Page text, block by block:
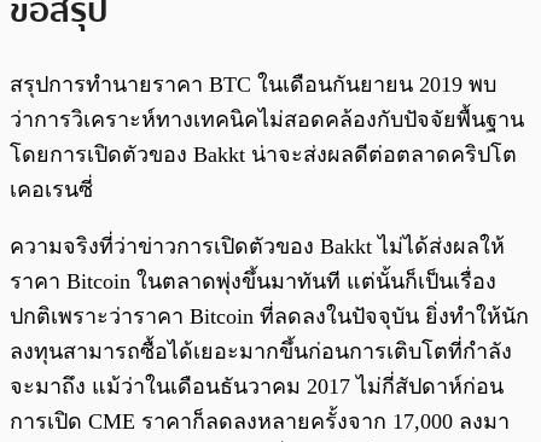
ข้อสรุป
สรุปการทำนายราคา BTC ในเดือนกันยายน 2019 พบ
ว่าการวิเคราะห์ทางเทคนิคไม่สอดคล้องกับปัจจัยพื้นฐาน
โดยการเปิดตัวของ Bakkt น่าจะส่งผลดีต่อตลาดคริปโต
เคอเรนซี่
ความจริงที่ว่าข่าวการเปิดตัวของ Bakkt ไม่ได้ส่งผลให้
ราคา Bitcoin ในตลาดพุ่งขึ้นมาทันที แต่นั้นก็เป็นเรื่อง
ปกติเพราะว่าราคา Bitcoin ที่ลดลงในปัจจุบัน ยิ่งทำให้นัก
ลงทุนสามารถซื้อได้เยอะมากขึ้นก่อนการเติบโตที่กำลัง
จะมาถึง แม้ว่าในเดือนธันวาคม 2017 ไม่กี่สัปดาห์ก่อน
การเปิด CME ราคาก็ลดลงหลายครั้งจาก 17,000 ลงมา